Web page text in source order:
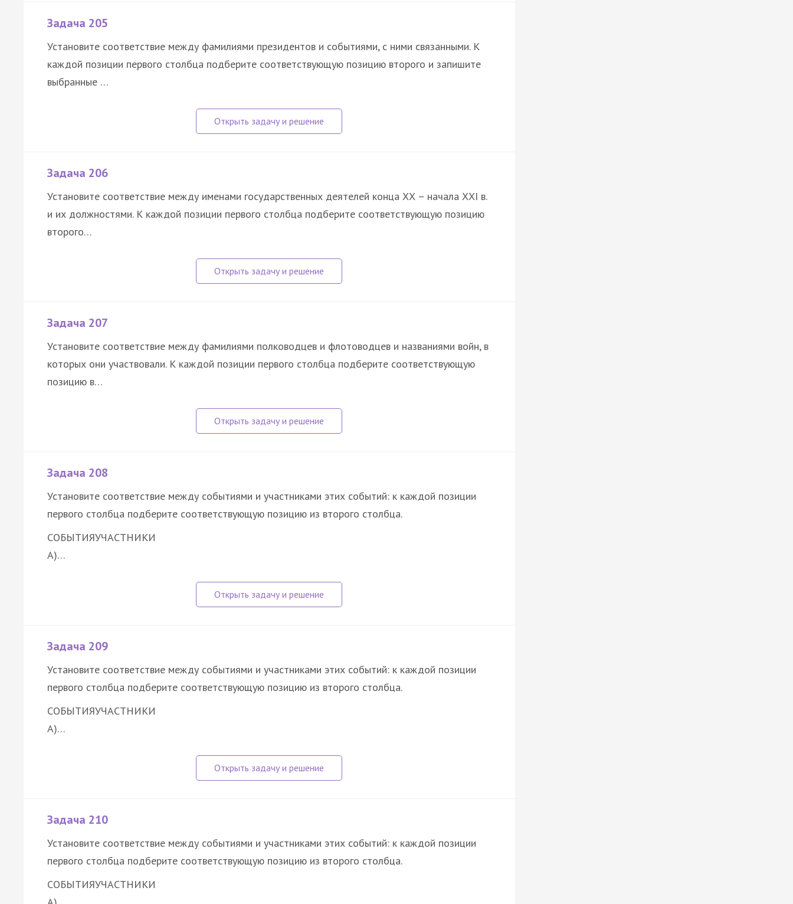
Задача 205
Установите соответствие между фамилиями президентов и событиями, с ними связанными. К
каждой позиции первого столбца подберите соответствующую позицию второго и запишите
выбранные …
Задача 206
Установите соответствие между именами государственных деятелей конца ХХ – начала ХХI в.
и их должностями. К каждой позиции первого столбца подберите соответствующую позицию
второго…
Задача 207
Установите соответствие между фамилиями полководцев и флотоводцев и названиями войн, в
которых они участвовали. К каждой позиции первого столбца подберите соответствующую
позицию в…
Задача 208
Установите соответствие между событиями и участниками этих событий: к каждой позиции
первого столбца подберите соответствующую позицию из второго столбца.
СОБЫТИЯУЧАСТНИКИ
A)…
Задача 209
Установите соответствие между событиями и участниками этих событий: к каждой позиции
первого столбца подберите соответствующую позицию из второго столбца.
СОБЫТИЯУЧАСТНИКИ
А)…
Задача 210
Установите соответствие между событиями и участниками этих событий: к каждой позиции
первого столбца подберите соответствующую позицию из второго столбца.
СОБЫТИЯУЧАСТНИКИ